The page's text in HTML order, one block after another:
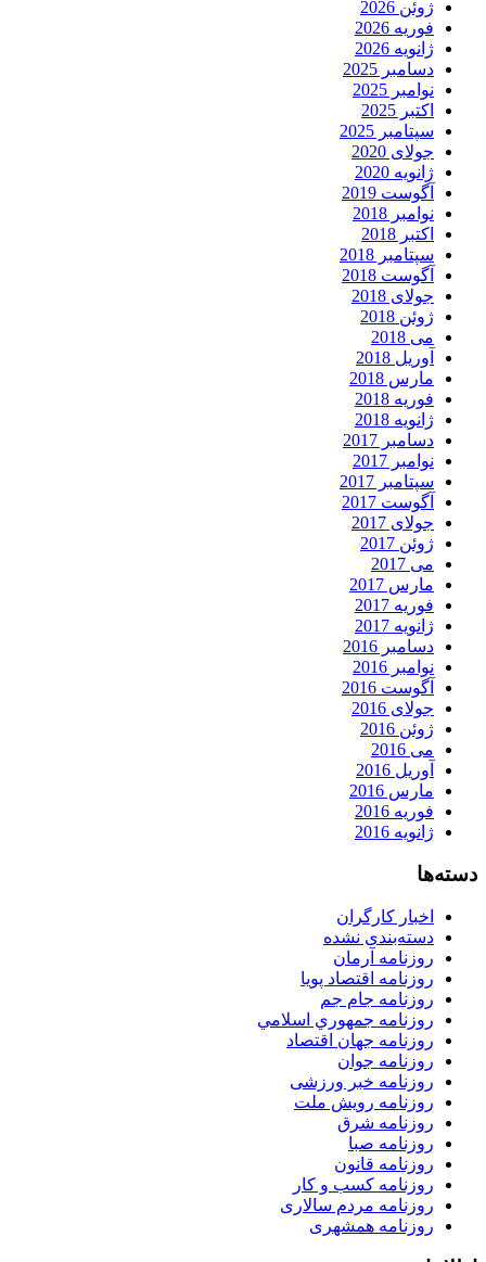
ژوئن 2026
فوریه 2026
ژانویه 2026
دسامبر 2025
نوامبر 2025
اکتبر 2025
سپتامبر 2025
جولای 2020
ژانویه 2020
آگوست 2019
نوامبر 2018
اکتبر 2018
سپتامبر 2018
آگوست 2018
جولای 2018
ژوئن 2018
می 2018
آوریل 2018
مارس 2018
فوریه 2018
ژانویه 2018
دسامبر 2017
نوامبر 2017
سپتامبر 2017
آگوست 2017
جولای 2017
ژوئن 2017
می 2017
مارس 2017
فوریه 2017
ژانویه 2017
دسامبر 2016
نوامبر 2016
آگوست 2016
جولای 2016
ژوئن 2016
می 2016
آوریل 2016
مارس 2016
فوریه 2016
ژانویه 2016
دسته‌ها
اخبار کارگران
دسته‌بندی نشده
روزنامه آرمان
روزنامه اقتصاد پویا
روزنامه جام جم
روزنامه جمهوري اسلامي
روزنامه جهان اقتصاد
روزنامه جوان
روزنامه خبر ورزشى
روزنامه رویش ملت
روزنامه شرق
روزنامه صبا
روزنامه قانون
روزنامه كسب و كار
روزنامه مردم سالاری
روزنامه همشهری